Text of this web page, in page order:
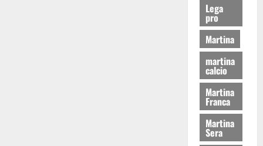
Lega
pro
Martina
martina
calcio
Martina
Franca
Martina
Sera